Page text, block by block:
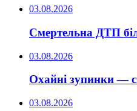
03.08.2026
Смертельна ДТП
03.08.2026
Охайні зупинки —
03.08.2026